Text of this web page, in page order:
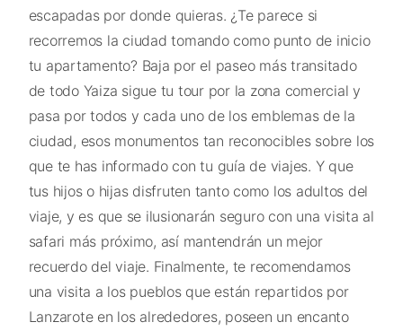
escapadas por donde quieras. ¿Te parece si
recorremos la ciudad tomando como punto de inicio
tu apartamento? Baja por el paseo más transitado
de todo Yaiza sigue tu tour por la zona comercial y
pasa por todos y cada uno de los emblemas de la
ciudad, esos monumentos tan reconocibles sobre los
que te has informado con tu guía de viajes. Y que
tus hijos o hijas disfruten tanto como los adultos del
viaje, y es que se ilusionarán seguro con una visita al
safari más próximo, así mantendrán un mejor
recuerdo del viaje. Finalmente, te recomendamos
una visita a los pueblos que están repartidos por
Lanzarote en los alrededores, poseen un encanto